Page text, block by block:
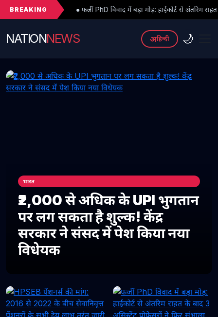
BREAKING
● फर्जी PhD विवाद में बड़ा मोड़: हाईकोर्ट से अंतरिम राहत के बाद 3 असिस्टेंट
NATIONNEWS अहिन्दी 🌙
भारत
₹2,000 से अधिक के UPI भुगतान
पर लग सकता है शुल्क! केंद्र
सरकार ने संसद में पेश किया नया
विधेयक